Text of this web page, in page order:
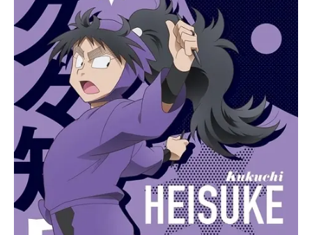
最新記事一覧
アニメ記事一覧 声優記事一覧
アニメ映画一覧 実写化映画一覧
今期アニメ曜日別一覧
春アニメ 夏アニメ
秋アニメ 冬アニメ
男性声優/女性声優一覧
FOLLOW US